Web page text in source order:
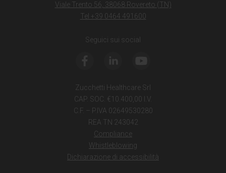
Viale Trento 56, 38068 Rovereto (TN)
Tel +39 0464 491600
Seguici sui social
Zucchetti Healthcare Srl
CAP. SOC. €10.400,00 I.V.
C.F. – P.IVA 02649530280
REA TN 243042
Compliance
Whistleblowing
Dichiarazione di accessibilità